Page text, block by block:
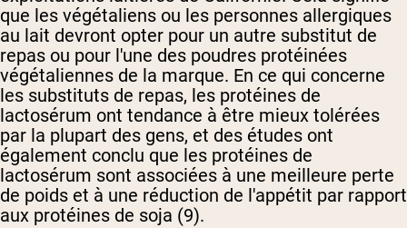
que les végétaliens ou les personnes allergiques
au lait devront opter pour un autre substitut de
repas ou pour l'une des poudres protéinées
végétaliennes de la marque. En ce qui concerne
les substituts de repas, les protéines de
lactosérum ont tendance à être mieux tolérées
par la plupart des gens, et des études ont
également conclu que les protéines de
lactosérum sont associées à une meilleure perte
de poids et à une réduction de l'appétit par rapport
aux protéines de soja (9).